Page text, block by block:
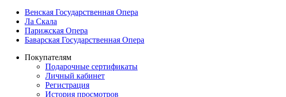
Венская Государственная Опера
Ла Скала
Парижская Опера
Баварская Государственная Опера
Покупателям
Подарочные сертификаты
Личный кабинет
Регистрация
История просмотров